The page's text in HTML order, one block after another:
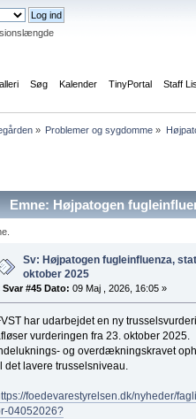
Søg Kalender TinyPortal Staff
» Problemer og sygdomme »
Emne: Højpatogen
Sv: Højpatogen fugleinfluenza,
oktober 2025
Svar #45 Dato: 09 Maj , 2026, 16:05 »
har udarbejdet en ny
vurderingen fra 23. oktober 2025.
og overdækningskravet
det lavere trusselsniveau.
foedevarestyrelsen.dk/nyheder/
04052026?